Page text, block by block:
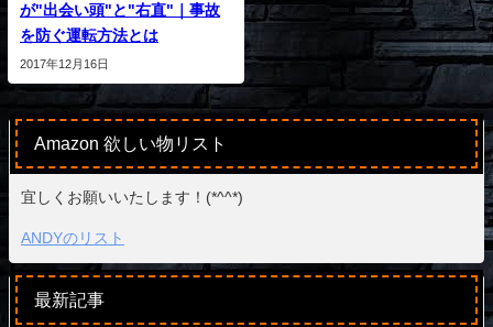
が"出会い頭"と"右直"｜事故
を防ぐ運転方法とは
2017年12月16日
Amazon 欲しい物リスト
宜しくお願いいたします！(*^^*)
ANDYのリスト
最新記事